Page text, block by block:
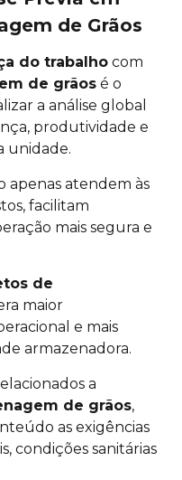
de Grãos
do trabalho com
de grãos é o
a análise global
produtividade e
unidade.
apenas atendem às
facilitam
mais segura e
de
maior
e mais
armazenadora.
a
de grãos,
as exigências
condições sanitárias